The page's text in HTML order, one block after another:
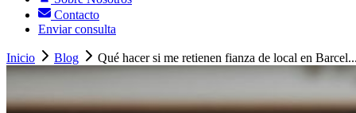
Contacto
Enviar consulta
Inicio Blog Qué hacer si me retienen fianza de local en